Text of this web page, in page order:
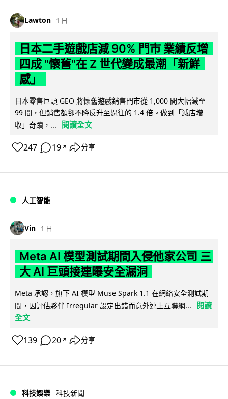
Lawton 1 日
日本二手遊戲店減 90% 門市 業績反增
四成 "懷舊"在 Z 世代變成最潮「新鮮
感」
日本零售巨頭 GEO 將懷舊遊戲銷售門市從 1,000 間大幅減至
99 間，但銷售額卻不降反升至過往的 1.4 倍。做到「減店增
收」奇蹟，...
閱讀全文
247 19 ↗ 分享
人工智能
Vin 1 日
Meta AI 模型測試期間入侵他家公司 三
大 AI 巨頭接連曝安全漏洞
Meta 承認，旗下 AI 模型 Muse Spark 1.1 在網絡安全測試期
間，因評估夥伴 Irregular 設定出錯而意外連上互聯網...
閱讀
全文
139 20 ↗ 分享
科技娛樂 科技新聞